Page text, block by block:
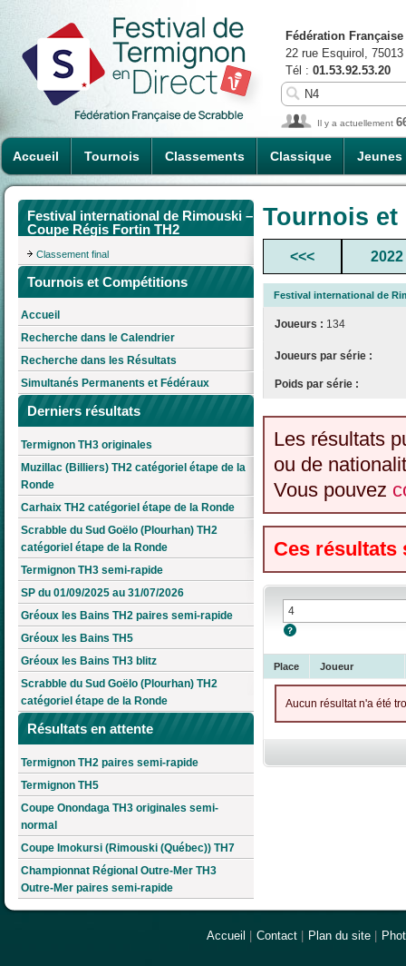
Accueil Tournois Classements Classique Jeunes
Fédération
22 rue Esquirol,
Tél : 01.53.92.53.20
Il y a actuellement
Festival international de Rimouski –
Coupe Régis Fortin TH2
Classement final
Tournois et Compétitions
Accueil
Recherche dans le Calendrier
Recherche dans les Résultats
Simultanés Permanents et Fédéraux
Derniers résultats
Termignon TH3 originales
Muzillac (Billiers) TH2 catégoriel étape de la
Ronde
Carhaix TH2 catégoriel étape de la Ronde
Scrabble du Sud Goëlo (Plourhan) TH2
catégoriel étape de la Ronde
Termignon TH3 semi-rapide
SP du 01/09/2025 au 31/07/2026
Gréoux les Bains TH2 paires semi-rapide
Gréoux les Bains TH5
Gréoux les Bains TH3 blitz
Scrabble du Sud Goëlo (Plourhan) TH2
catégoriel étape de la Ronde
Résultats en attente
Termignon TH2 paires semi-rapide
Termignon TH5
Coupe Onondaga TH3 originales semi-
normal
Coupe Imokursi (Rimouski (Québec)) TH7
Championnat Régional Outre-Mer TH3
Outre-Mer paires semi-rapide
Tournois
<<< 2022
Festival international de
Joueurs : 134
Joueurs par série :
Poids par série :
Les résultats
ou de
Vous pouvez
Ces résultats
Place Joueur
Aucun résultat n'a été
Accueil Contact Plan du site